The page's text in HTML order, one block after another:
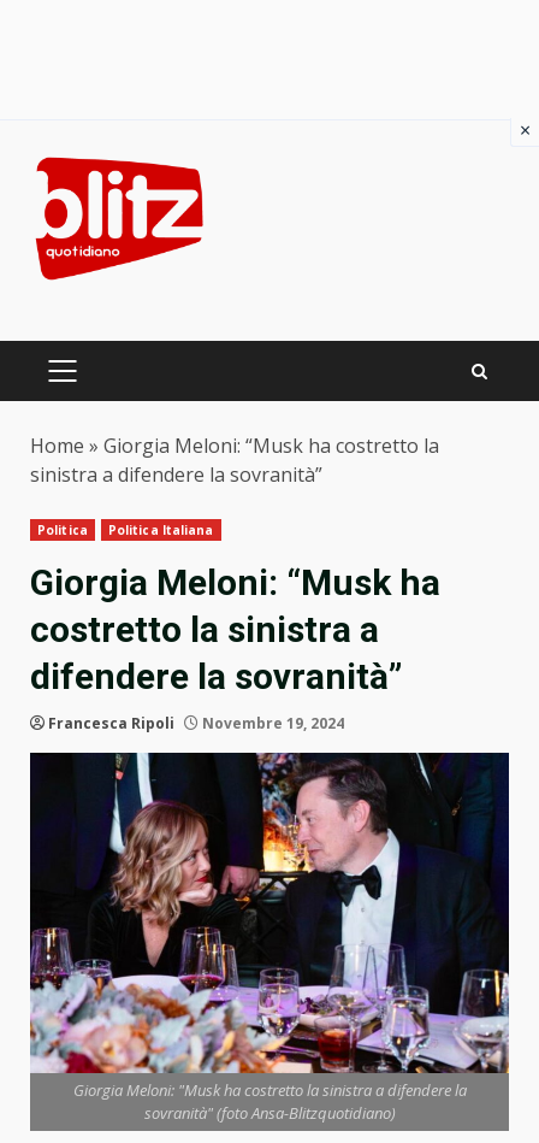
content
PRIMARY
Home » Giorgia Meloni: “Musk ha costretto la
sinistra a difendere la sovranità”
Politica Politica Italiana
Giorgia Meloni: “Musk ha
costretto la sinistra a
difendere la sovranità”
Francesca Ripoli Novembre 19, 2024
Giorgia Meloni: "Musk ha costretto la sinistra a difendere la
sovranità" (foto Ansa-Blitzquotidiano)
×